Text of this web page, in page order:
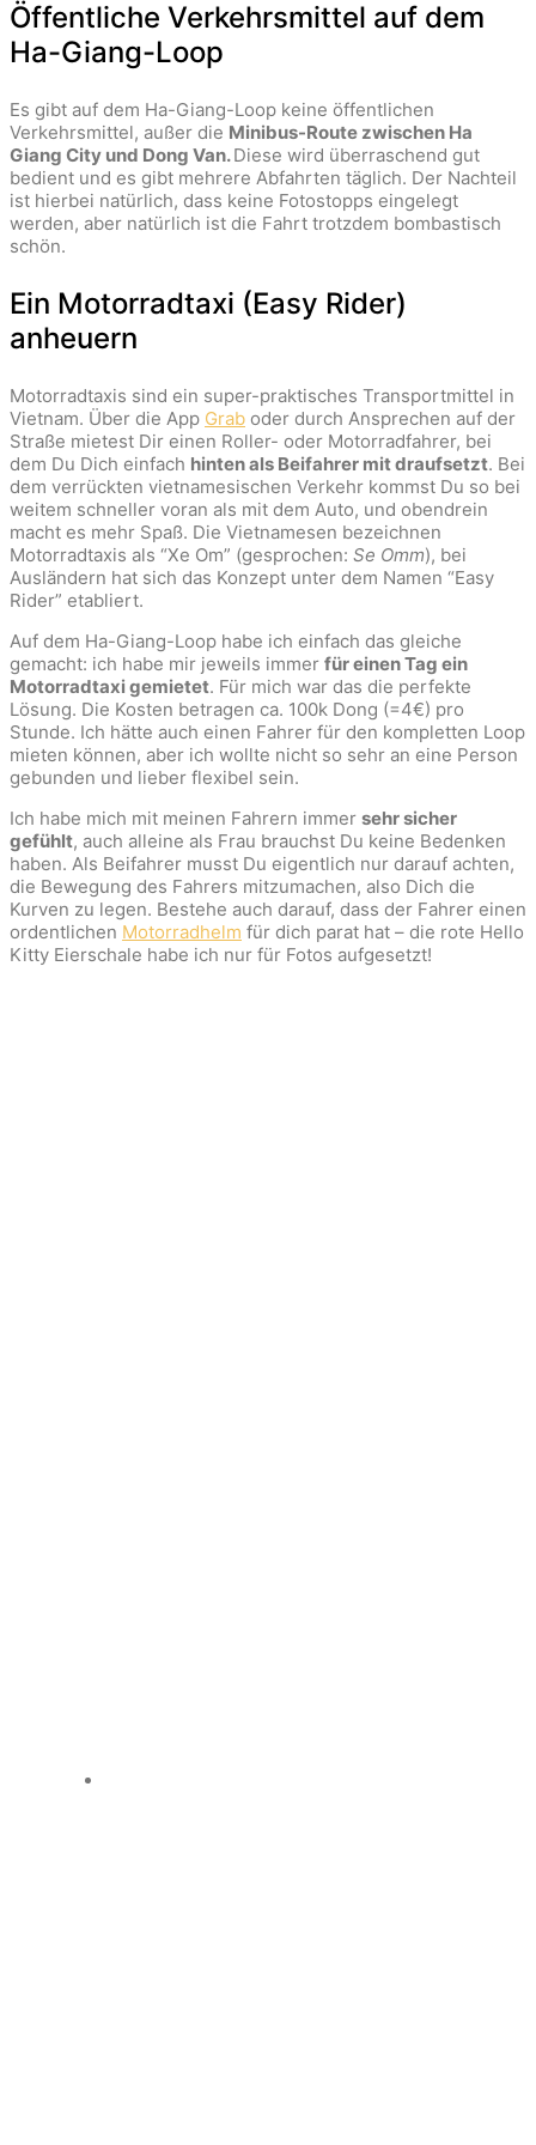
Öffentliche Verkehrsmittel auf dem
Ha-Giang-Loop
Es gibt auf dem Ha-Giang-Loop keine öffentlichen
Verkehrsmittel, außer die Minibus-Route zwischen Ha
Giang City und Dong Van.Diese wird überraschend gut
bedient und es gibt mehrere Abfahrten täglich. Der Nachteil
ist hierbei natürlich, dass keine Fotostopps eingelegt
werden, aber natürlich ist die Fahrt trotzdem bombastisch
schön.
Ein Motorradtaxi (Easy Rider)
anheuern
Motorradtaxis sind ein super-praktisches Transportmittel in
Vietnam. Über die App Grab oder durch Ansprechen auf der
Straße mietest Dir einen Roller- oder Motorradfahrer, bei
dem Du Dich einfach hinten als Beifahrer mit draufsetzt. Bei
dem verrückten vietnamesischen Verkehr kommst Du so bei
weitem schneller voran als mit dem Auto, und obendrein
macht es mehr Spaß. Die Vietnamesen bezeichnen
Motorradtaxis als “Xe Om” (gesprochen: Se Omm), bei
Ausländern hat sich das Konzept unter dem Namen “Easy
Rider” etabliert.
Auf dem Ha-Giang-Loop habe ich einfach das gleiche
gemacht: ich habe mir jeweils immer für einen Tag ein
Motorradtaxi gemietet. Für mich war das die perfekte
Lösung. Die Kosten betragen ca. 100k Dong (=4€) pro
Stunde. Ich hätte auch einen Fahrer für den kompletten Loop
mieten können, aber ich wollte nicht so sehr an eine Person
gebunden und lieber flexibel sein.
Ich habe mich mit meinen Fahrern immer sehr sicher
gefühlt, auch alleine als Frau brauchst Du keine Bedenken
haben. Als Beifahrer musst Du eigentlich nur darauf achten,
die Bewegung des Fahrers mitzumachen, also Dich die
Kurven zu legen. Bestehe auch darauf, dass der Fahrer einen
ordentlichen Motorradhelm für dich parat hat – die rote Hello
Kitty Eierschale habe ich nur für Fotos aufgesetzt!